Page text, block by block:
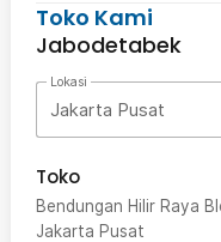
Toko Kami
Jabodetabek
Lokasi
Jakarta Pusat
Toko
Bendungan Hilir Raya
Jakarta Pusat